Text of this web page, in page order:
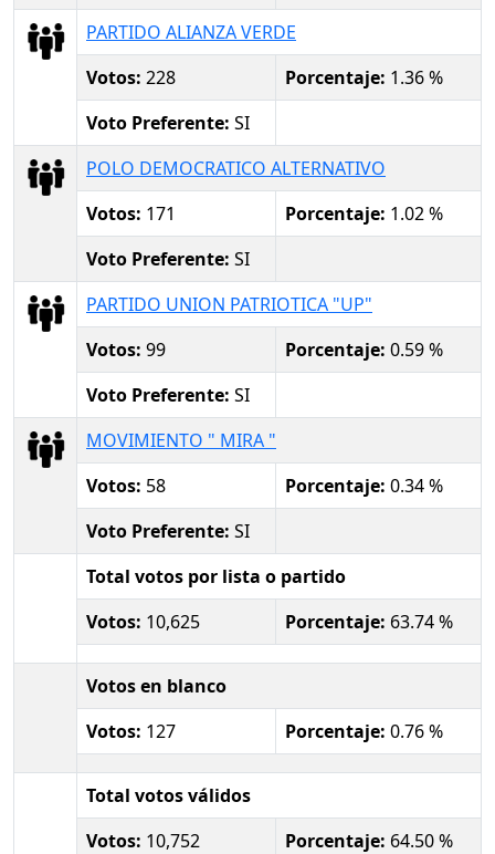
PARTIDO ALIANZA VERDE
Votos: 228 Porcentaje: 1.36 %
Voto Preferente: SI
POLO DEMOCRATICO ALTERNATIVO
Votos: 171 Porcentaje: 1.02 %
Voto Preferente: SI
PARTIDO UNION PATRIOTICA "UP"
Votos: 99 Porcentaje: 0.59 %
Voto Preferente: SI
MOVIMIENTO " MIRA "
Votos: 58 Porcentaje: 0.34 %
Voto Preferente: SI
Total votos por lista o partido
Votos: 10,625 Porcentaje: 63.74 %
Votos en blanco
Votos: 127 Porcentaje: 0.76 %
Total votos válidos
Votos: 10,752 Porcentaje: 64.50 %